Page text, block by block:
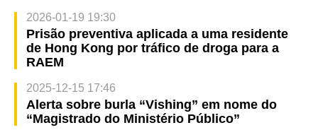
2026-01-19 19:30
Prisão preventiva aplicada a uma residente
de Hong Kong por tráfico de droga para a
RAEM
2025-12-15 17:46
Alerta sobre burla “Vishing” em nome do
“Magistrado do Ministério Público”